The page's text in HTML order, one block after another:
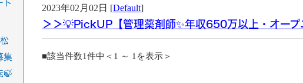
2023年02月02日 [Default]
＞＞💡PickUP【管理薬剤師✨年収650万以上・オープ
■該当件数1件中＜1 ～ 1を表示＞
ト
集
🍃